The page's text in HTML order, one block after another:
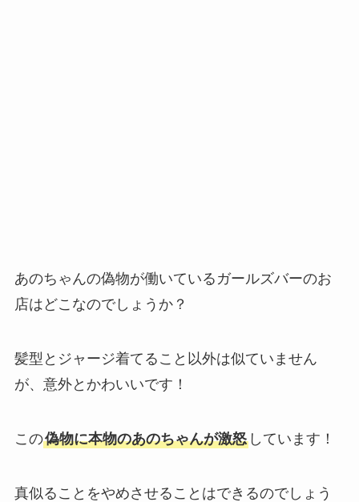
あのちゃんの偽物が働いているガールズバーのお
店はどこなのでしょうか？
髪型とジャージ着てること以外は似ていません
が、意外とかわいいです！
この偽物に本物のあのちゃんが激怒しています！
真似ることをやめさせることはできるのでしょう